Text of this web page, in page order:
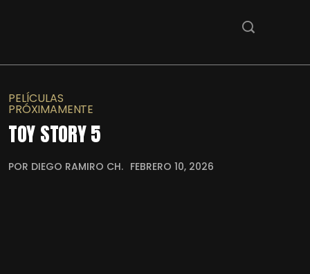
PELÍCULAS
PRÓXIMAMENTE
TOY STORY 5
POR DIEGO RAMIRO CH. FEBRERO 10, 2026